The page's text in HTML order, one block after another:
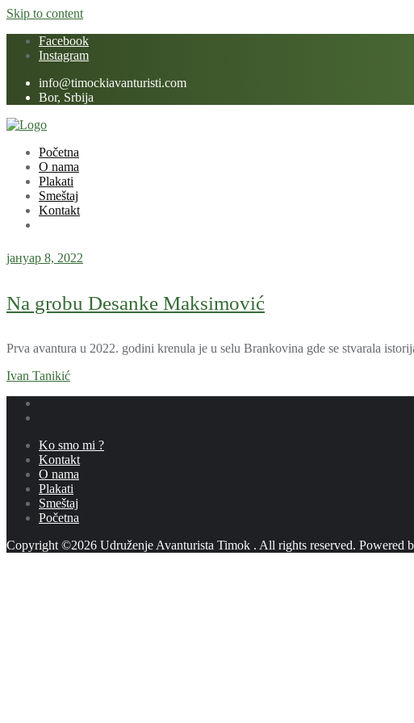
Skip to content
Facebook
Instagram
info@timockiavanturisti.com
Bor, Srbija
Početna
O nama
Plakati
Smeštaj
Kontakt
јануар 8, 2022
Na grobu Desanke Maksimović
Prva avantura u 2022. godini krenula je u selu Brankovina gde se stvarala
Ivan Tanikić
Ko smo mi ?
Kontakt
O nama
Plakati
Smeštaj
Početna
Copyright ©2026 Udruženje Avanturista Timok . All rights reserved. Powered